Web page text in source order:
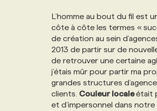
NOS TARIFS
PROGRAMMES DE SUBVENTIONS
ANNONCEZ AVEC NOUS
L’homme au bout du fil est
côte à côte les termes «
de création au sein
2013 de partir sur de
de retrouver une certaine
j’étais mûr pour partir ma
grandes structures
clients. Couleur localeétait
et d’impersonnel dans